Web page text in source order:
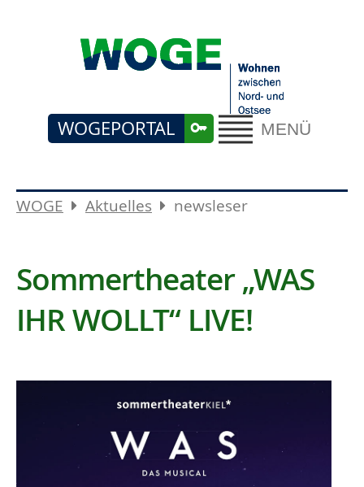
MENÜ
WOGEPORTAL
WOGE Aktuelles newsleser
Sommertheater „WAS
IHR WOLLT“ LIVE!